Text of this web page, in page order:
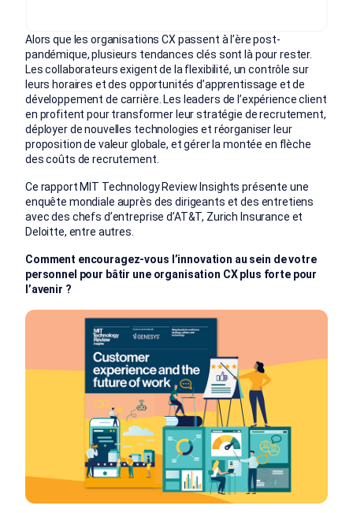
Alors que les organisations CX passent à l’ère post-
pandémique, plusieurs tendances clés sont là pour rester.
Les collaborateurs exigent de la flexibilité, un contrôle sur
leurs horaires et des opportunités d’apprentissage et de
développement de carrière. Les leaders de l’expérience client
en profitent pour transformer leur stratégie de recrutement,
déployer de nouvelles technologies et réorganiser leur
proposition de valeur globale, et gérer la montée en flèche
des coûts de recrutement.
Ce rapport MIT Technology Review Insights présente une
enquête mondiale auprès des dirigeants et des entretiens
avec des chefs d’entreprise d’AT&T, Zurich Insurance et
Deloitte, entre autres.
Comment encouragez-vous l’innovation au sein de votre
personnel pour bâtir une organisation CX plus forte pour
l’avenir ?